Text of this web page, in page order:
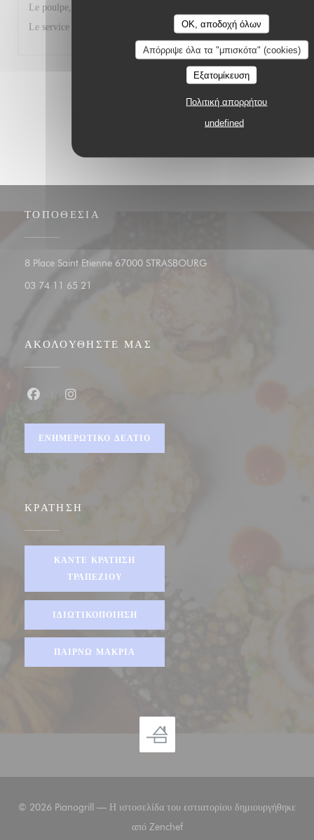
OK, αποδοχή όλων
Απόρριψε όλα τα "μπισκότα" (cookies)
Εξατομίκευση
Πολιτική απορρήτου
undefined
Le poulpe, le ceviché, le risotto aux gambas, tout était parfait.
Le service également.
ΤΟΠΟΘΕΣΊΑ
8 Place Saint Etienne 67000 STRASBOURG((ανοίγει σε νέο
03 74 11 65 21
ΑΚΟΛΟΥΘΉΣΤΕ ΜΑΣ
ΕΝΗΜΕΡΩΤΙΚΌ ΔΕΛΤΊΟ
ΚΡΆΤΗΣΗ
ΚΆΝΤΕ ΚΡΆΤΗΣΗ
ΤΡΑΠΕΖΙΟΎ
ΙΔΙΩΤΙΚΟΠΟΊΗΣΗ
ΠΑΊΡΝΩ ΜΑΚΡΙΆ
© 2026 Pianogrill — Η ιστοσελίδα του εστιατορίου δημιουργήθηκε
από Zenchef((ανοίγει σε νέο παράθυρο))